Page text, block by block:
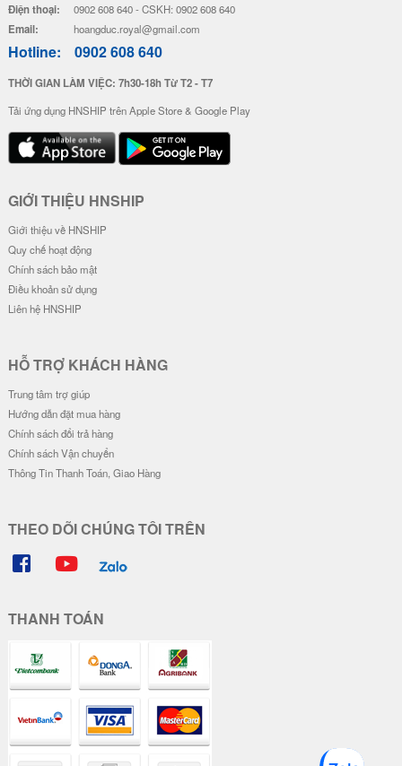
Điện thoại: 0902 608 640 - CSKH: 0902 608 640
Email: hoangduc.royal@gmail.com
Hotline: 0902 608 640
THỜI GIAN LÀM VIỆC: 7h30-18h Từ T2 - T7
Tải ứng dụng HNSHIP trên Apple Store & Google Play
GIỚI THIỆU HNSHIP
Giới thiệu về HNSHIP
Quy chế hoạt động
Chính sách bảo mật
Điều khoản sử dụng
Liên hệ HNSHIP
HỖ TRỢ KHÁCH HÀNG
Trung tâm trợ giúp
Hướng dẫn đặt mua hàng
Chính sách đổi trả hàng
Chính sách Vận chuyển
Thông Tin Thanh Toán, Giao Hàng
THEO DÕI CHÚNG TÔI TRÊN
THANH TOÁN